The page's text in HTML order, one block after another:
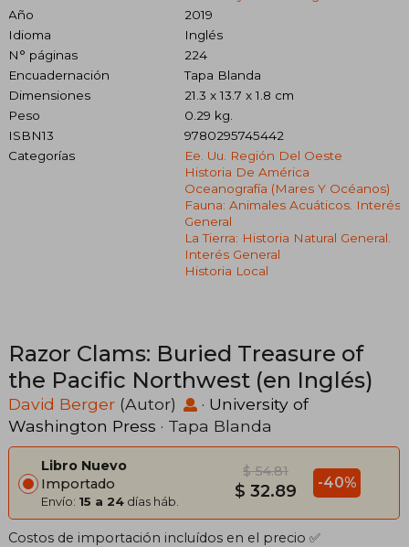
Año
2019
Idioma
Inglés
N° páginas
224
Encuadernación
Tapa Blanda
Dimensiones
21.3 x 13.7 x 1.8 cm
Peso
0.29 kg.
ISBN13
9780295745442
Categorías
Ee. Uu. Región Del Oeste
Historia De América
Oceanografía (mares Y Océanos)
Fauna: Animales Acuáticos. Interés
General
La Tierra: Historia Natural General.
Interés General
Historia Local
Razor Clams: Buried Treasure of
the Pacific Northwest (en Inglés)
David Berger (Autor) · University of
Washington Press · Tapa Blanda
Libro Nuevo
Importado
Envío: 15 a 24 días háb.
$ 54.81
$ 32.89 -40%
Costos de importación incluídos en el precio ✅